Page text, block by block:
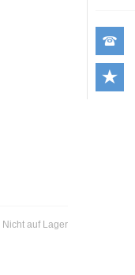
Nicht auf Lager